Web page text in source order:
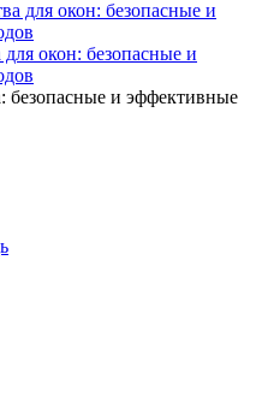
окон: безопасные и
и эффективные